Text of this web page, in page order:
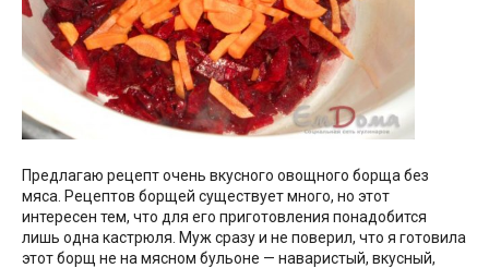
Предлагаю рецепт очень вкусного овощного борща без
мяса. Рецептов борщей существует много, но этот
интересен тем, что для его приготовления понадобится
лишь одна кастрюля. Муж сразу и не поверил, что я готовила
этот борщ не на мясном бульоне — наваристый, вкусный,